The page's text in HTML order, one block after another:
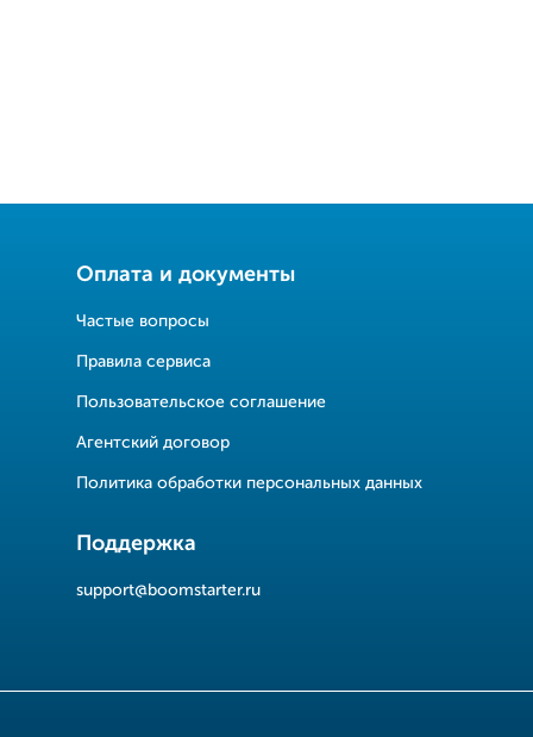
Оплата и документы
Частые вопросы
Правила сервиса
Пользовательское соглашение
Агентский договор
Политика обработки персональных данных
Поддержка
support@boomstarter.ru